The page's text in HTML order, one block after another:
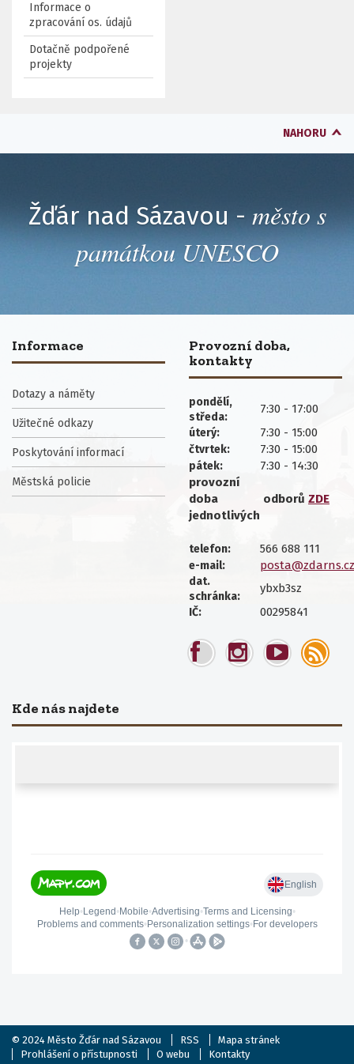
Informace o
zpracování os. údajů
Dotačně podpořené
projekty
NAHORU
Žďár nad Sázavou - město s
památkou UNESCO
Informace
Dotazy a náměty
Užitečné odkazy
Poskytování informací
Městská policie
Provozní doba,
kontakty
pondělí,
středa:
7:30 - 17:00
úterý: 7:30 - 15:00
čtvrtek: 7:30 - 15:00
pátek:
7:30 - 14:30
provozní
doba
jednotlivých
odborů ZDE
telefon: 566 688 111
e-mail: posta@zdarns.cz
dat.
schránka:
ybxb3sz
IČ: 00295841
Kde nás najdete
© 2024 Město Žďár nad Sázavou RSS
Mapa stránek
Prohlášení o přístupnosti
O webu Kontakty